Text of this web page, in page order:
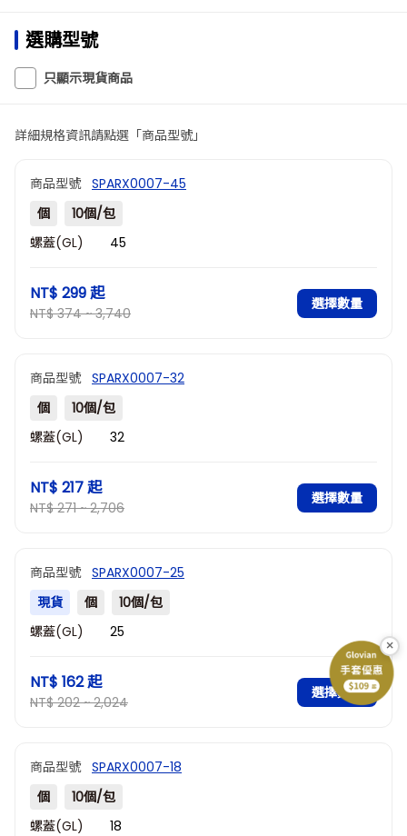
選購型號
只顯示現貨商品
詳細規格資訊請點選「商品型號」
商品型號 SPARX0007-45
個
10個/包
螺蓋(GL)
45
NT$ 299起
NT$ 374 ~ 3,740
選擇數量
商品型號 SPARX0007-32
個
10個/包
螺蓋(GL)
32
NT$ 217起
NT$ 271 ~ 2,706
選擇數量
商品型號 SPARX0007-25
現貨
個
10個/包
螺蓋(GL)
25
NT$ 162起
NT$ 202 ~ 2,024
選擇數量
商品型號 SPARX0007-18
個
10個/包
螺蓋(GL)
18
×